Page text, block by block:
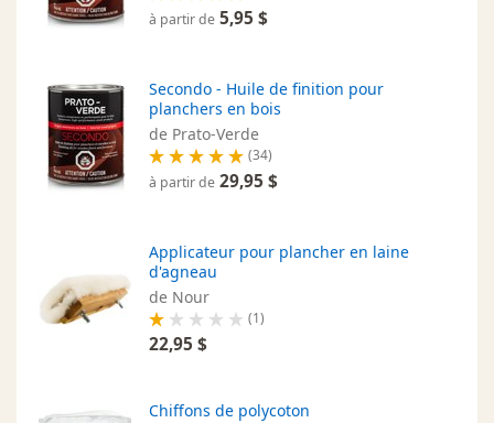
à partir de 5,95 $
Secondo - Huile de finition pour
planchers en bois
de Prato-Verde
(34)
à partir de 29,95 $
Applicateur pour plancher en laine
d'agneau
de Nour
(1)
22,95 $
Chiffons de polycoton